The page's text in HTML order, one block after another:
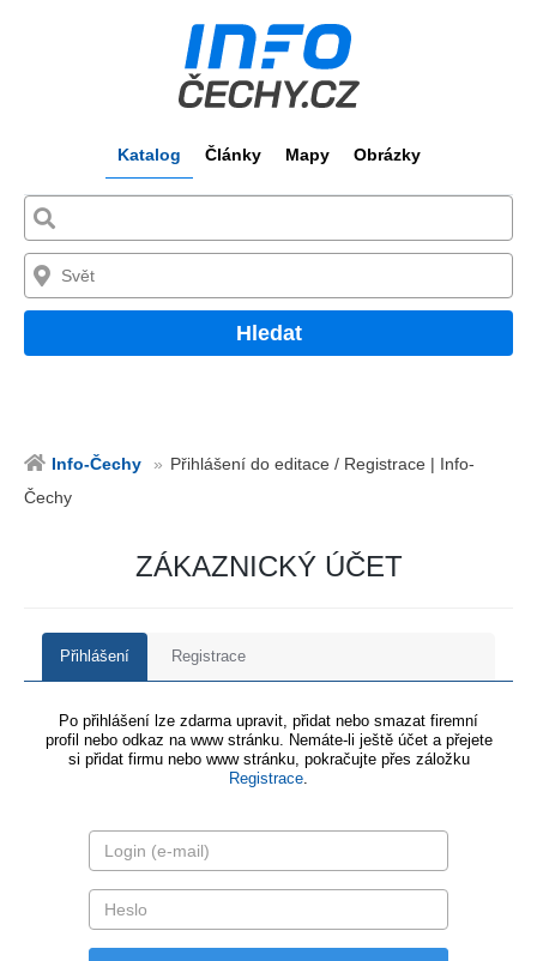
Katalog Články Mapy Obrázky
Hledat
Info-Čechy
Přihlášení do editace / Registrace | Info-
Čechy
ZÁKAZNICKÝ ÚČET
Přihlášení Registrace
Po přihlášení lze zdarma upravit, přidat nebo smazat firemní
profil nebo odkaz na www stránku. Nemáte-li ještě účet a přejete
si přidat firmu nebo www stránku, pokračujte přes záložku
Registrace.